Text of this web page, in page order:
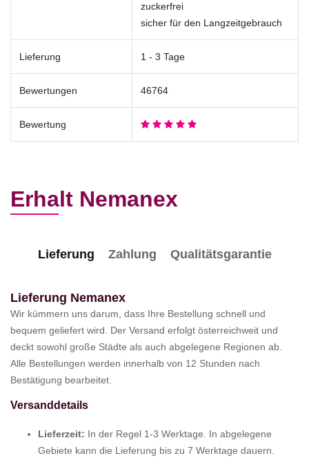
zuckerfrei
sicher für den Langzeitgebrauch
Lieferung 1 - 3 Tage
Bewertungen 46764
Bewertung
Erhalt Nemanex
Lieferung Zahlung Qualitätsgarantie
Lieferung Nemanex
Wir kümmern uns darum, dass Ihre Bestellung schnell und
bequem geliefert wird. Der Versand erfolgt österreichweit und
deckt sowohl große Städte als auch abgelegene Regionen ab.
Alle Bestellungen werden innerhalb von 12 Stunden nach
Bestätigung bearbeitet.
Versanddetails
Lieferzeit: In der Regel 1-3 Werktage. In abgelegene
Gebiete kann die Lieferung bis zu 7 Werktage dauern.